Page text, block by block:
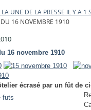
UNE DE LA PRESSE IL Y A 1
16 NOVEMBRE 1910
16 novembre 1910
écrasé par un fût de